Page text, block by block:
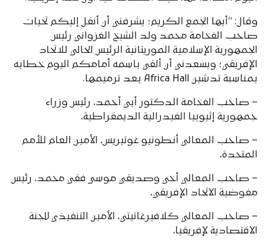
وقال: “أيها الجمع الكريم؛ يشرفني أن أنقل إليكم تحيات
صاحب الفخامة محمد ولد الشيخ الغزواني رئيس
الجمهورية الإسلامية الموريتانية الرئيس الحالي للاتحاد
الإفريقي؛ ويسعدني أن ألقي باسمه أمامكم اليوم خطابه
بمناسبة تدشين Africa Hall بعد ترميمها.
– صاحب الفخامة الدكتور أبي أحمد، رئيس وزراء
جمهورية إثيوبيا الفيدرالية الديمقراطية،
– صاحب المعالي أنطونيو غوتيريس، الأمين العام للأمم
المتحدة،
– صاحب المعالي أخي وصديقي موسى فقي محمد، رئيس
مفوضية الاتحاد الإفريقي،
– صاحب المعالي كلافيرغاتيتي، الأمين التنفيذي للجنة
الاقتصادية لإفريقيا،